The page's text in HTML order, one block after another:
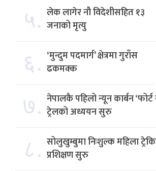
५. लेक लागेर नौ विदेशीसहित १३
जनाको मृत्यु
६. ‘मुन्दुम पदमार्ग’ क्षेत्रमा गुराँस
ढकमक्क
७. नेपालकै पहिलो न्यून कार्बन
ट्रेलको अध्ययन सुरु
८. सोलुखुम्बुमा निःशुल्क महिला
प्रशिक्षण सुरु